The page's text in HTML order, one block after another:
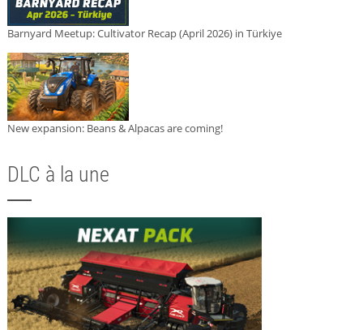
Barnyard Meetup: Cultivator Recap (April 2026) in Türkiye
New expansion: Beans & Alpacas are coming!
DLC à la une